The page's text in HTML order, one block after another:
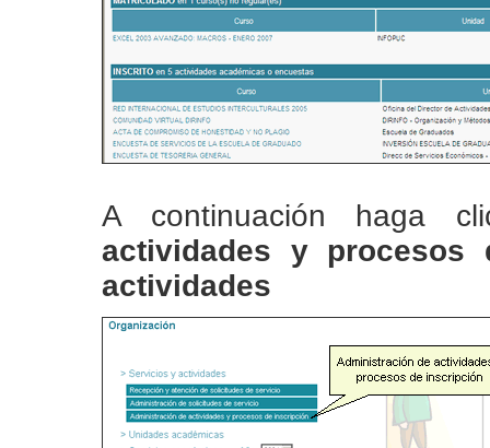
A continuación haga
actividades y procesos
actividades